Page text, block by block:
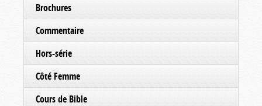
Brochures
Commentaire
Hors-série
Côté Femme
Cours de Bible